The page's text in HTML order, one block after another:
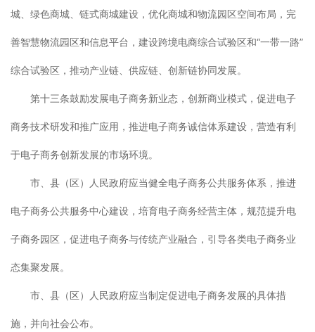
城、绿色商城、链式商城建设，优化商城和物流园区空间布局，完
善智慧物流园区和信息平台，建设跨境电商综合试验区和“一带一路”
综合试验区，推动产业链、供应链、创新链协同发展。
第十三条鼓励发展电子商务新业态，创新商业模式，促进电子
商务技术研发和推广应用，推进电子商务诚信体系建设，营造有利
于电子商务创新发展的市场环境。
市、县（区）人民政府应当健全电子商务公共服务体系，推进
电子商务公共服务中心建设，培育电子商务经营主体，规范提升电
子商务园区，促进电子商务与传统产业融合，引导各类电子商务业
态集聚发展。
市、县（区）人民政府应当制定促进电子商务发展的具体措
施，并向社会公布。